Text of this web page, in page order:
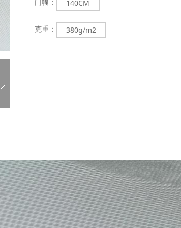
140CM
克重： 380g/m2